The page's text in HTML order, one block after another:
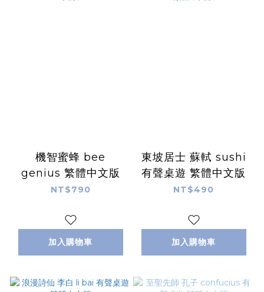
機智蜜蜂 bee
genius 繁體中文版
NT$790
加入購物車
東坡居士 蘇軾 sushi
有聲桌遊 繁體中文版
NT$490
加入購物車